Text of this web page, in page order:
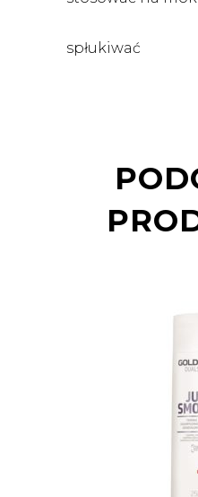
spłukiwać